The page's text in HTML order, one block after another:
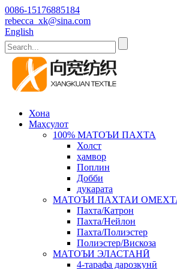
0086-15176885184
rebecca_xk@sina.com
English
Хона
Маҳсулот
100% МАТОЪИ ПАХТА
Холст
ҳамвор
Поплин
Добби
дукарата
МАТОЪИ ПАХТАИ
Пахта/Катрон
Пахта/Нейлон
Пахта/Полиэстер
Полиэстер/Вискоза
МАТОЪИ ЭЛАСТАНӢ
4-тарафа дарозкунӣ